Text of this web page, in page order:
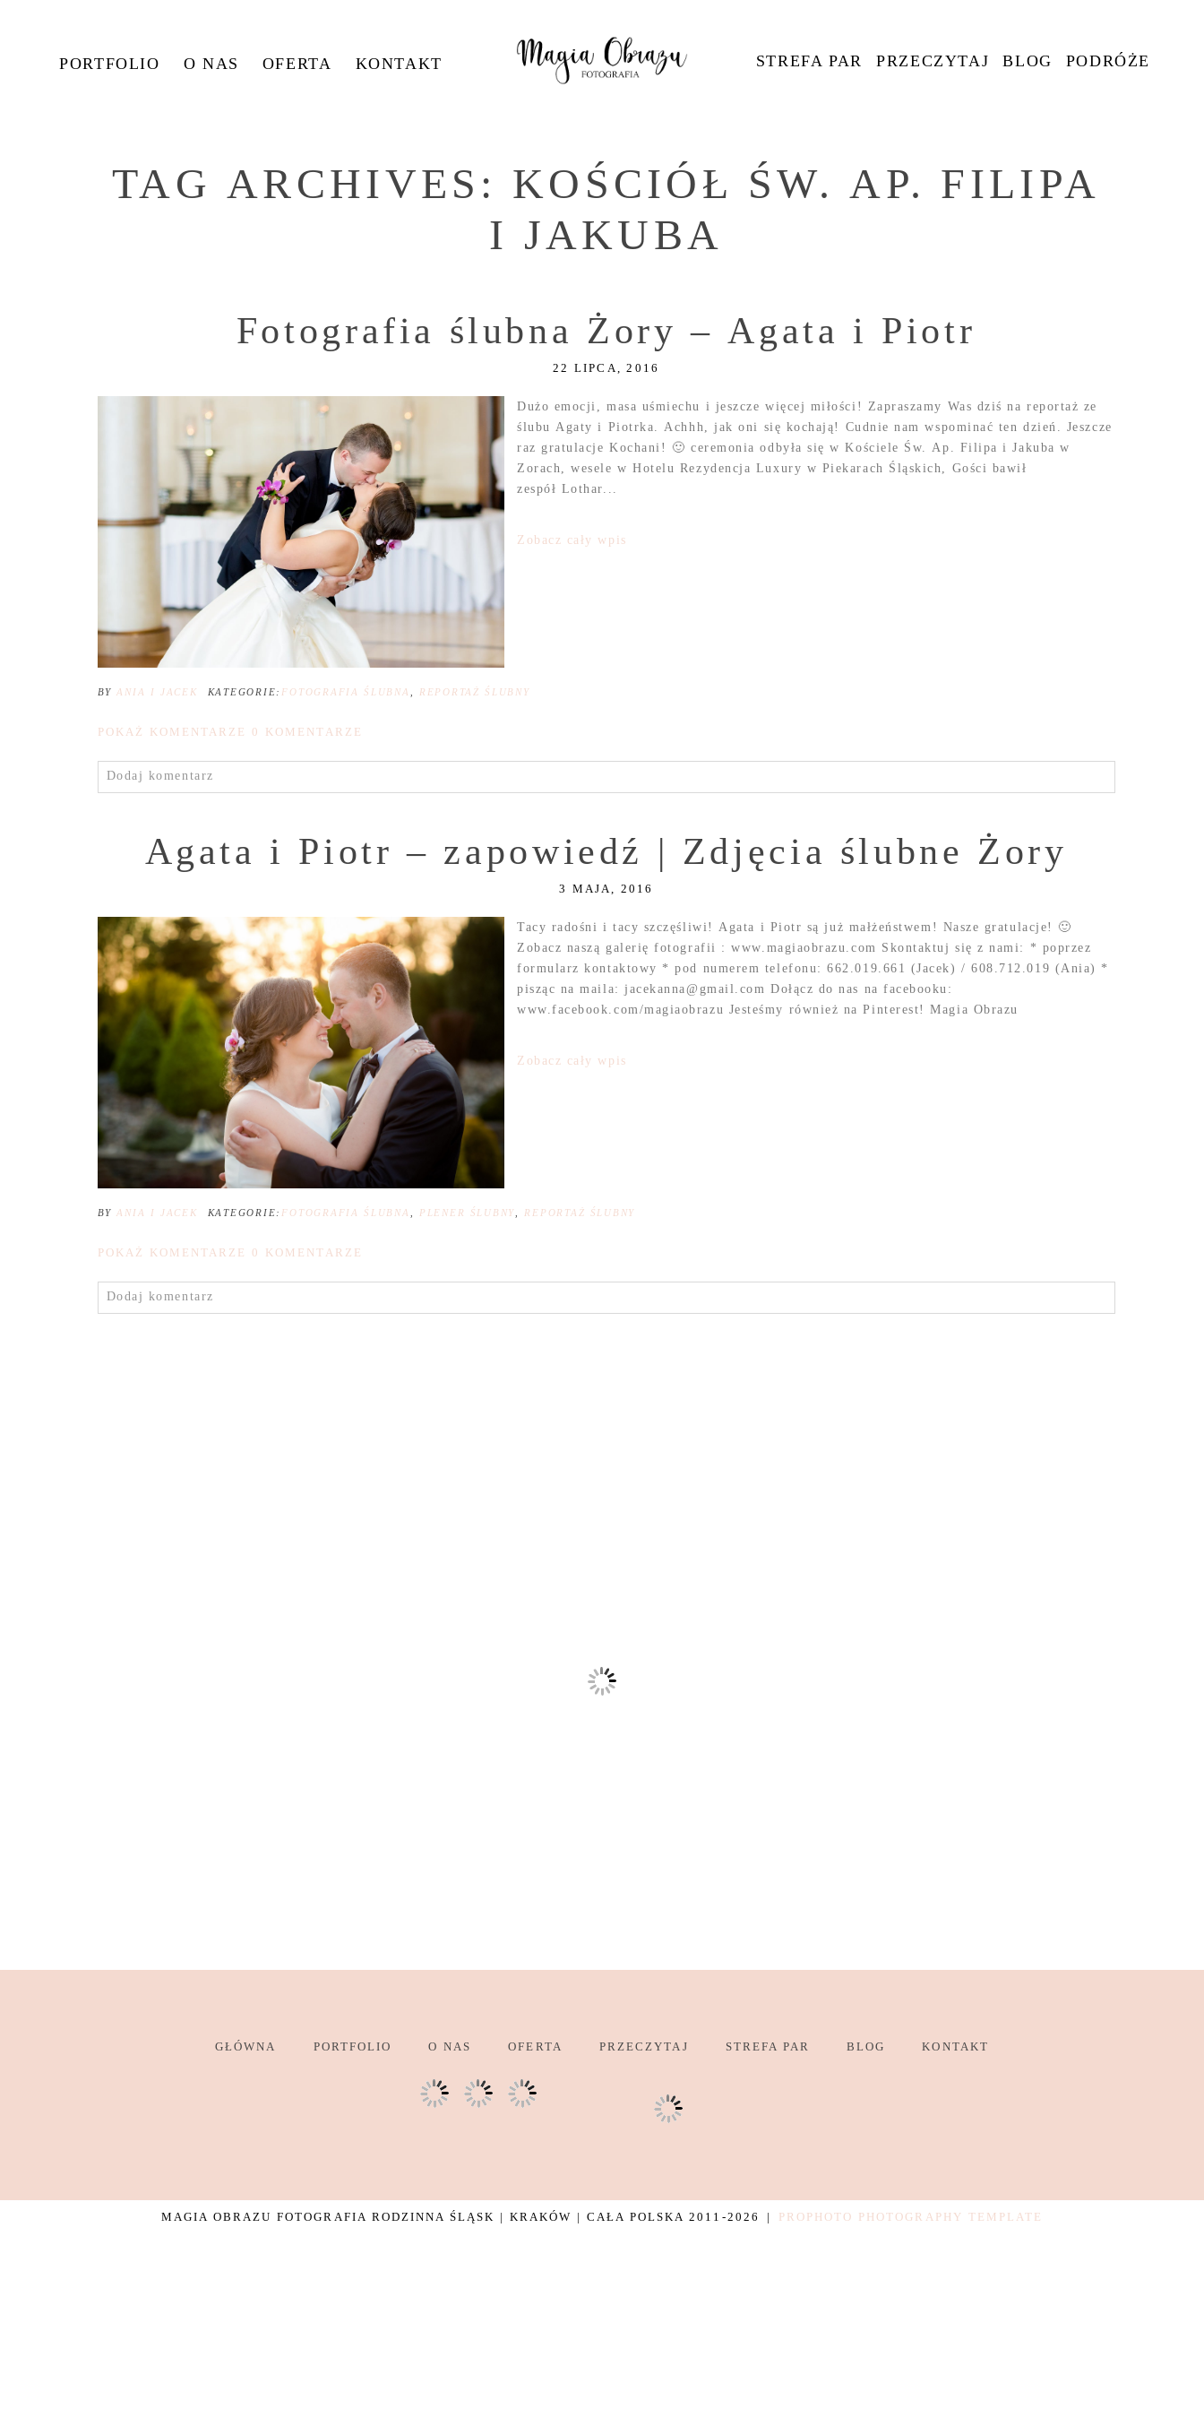
PORTFOLIO O NAS OFERTA KONTAKT STREFA PAR PRZECZYTAJ BLOG PODRÓŻE
TAG ARCHIVES: KOŚCIÓŁ ŚW. AP. FILIPA
I JAKUBA
Fotografia ślubna Żory – Agata i Piotr
22 LIPCA, 2016
Dużo emocji, masa uśmiechu i jeszcze więcej miłości! Zapraszamy Was dziś na reportaż ze
ślubu Agaty i Piotrka. Achhh, jak oni się kochają! Cudnie nam wspominać ten dzień. Jeszcze
raz gratulacje Kochani! 🙂 ceremonia odbyła się w Kościele Św. Ap. Filipa i Jakuba w
Zorach, wesele w Hotelu Rezydencja Luxury w Piekarach Śląskich, Gości bawił
zespół Lothar...
Zobacz cały wpis
BY ANIA I JACEK KATEGORIE: FOTOGRAFIA ŚLUBNA REPORTAŻ ŚLUBNY
POKAŻ KOMENTARZE 0 KOMENTARZE
Dodaj komentarz
Agata i Piotr – zapowiedź | Zdjęcia ślubne Żory
3 MAJA, 2016
Tacy radośni i tacy szczęśliwi! Agata i Piotr są już małżeństwem! Nasze gratulacje! 🙂
Zobacz naszą galerię fotografii : www.magiaobrazu.com Skontaktuj się z nami: * poprzez
formularz kontaktowy * pod numerem telefonu: 662.019.661 (Jacek) / 608.712.019 (Ania) *
pisząc na maila: jacekanna@gmail.com Dołącz do nas na facebooku:
www.facebook.com/magiaobrazu Jesteśmy również na Pinterest! Magia Obrazu
Zobacz cały wpis
BY ANIA I JACEK KATEGORIE: FOTOGRAFIA ŚLUBNA PLENER ŚLUBNY REPORTAŻ ŚLUBNY
POKAŻ KOMENTARZE 0 KOMENTARZE
Dodaj komentarz
GŁÓWNA PORTFOLIO O NAS OFERTA PRZECZYTAJ STREFA PAR BLOG KONTAKT
MAGIA OBRAZU FOTOGRAFIA RODZINNA ŚLĄSK | KRAKÓW | CAŁA POLSKA 2011-2026 | PROPHOTO PHOTOGRAPHY TEMPLATE